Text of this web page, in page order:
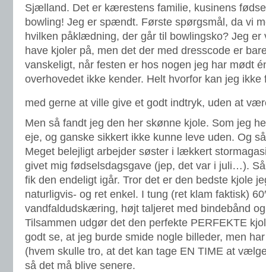
Sjælland. Det er kærestens familie, kusinens
bowling! Jeg er spændt. Første spørgsmål, da vi
hvilken påklædning, der går til bowlingsko? Jeg er
have kjoler på, men det der med dresscode er
vanskeligt, når festen er hos nogen jeg har mødt
overhovedet ikke kender. Helt hvorfor kan jeg ikke
med gerne at ville give et godt indtryk, uden at
Men så fandt jeg den her skønne kjole. Som jeg
eje, og ganske sikkert ikke kunne leve uden. Og
Meget belejligt arbejder søster i lækkert
givet mig fødselsdagsgave (jep, det var i juli…).
fik den endeligt igår. Tror det er den bedste kjole
naturligvis- og ret enkel. I tung (ret klam faktisk)
vandfaldudskæring, højt taljeret med bindebånd
Tilsammen udgør det den perfekte PERFEKTE
godt se, at jeg burde smide nogle billeder, men
(hvem skulle tro, at det kan tage EN TIME at
så det må blive senere.